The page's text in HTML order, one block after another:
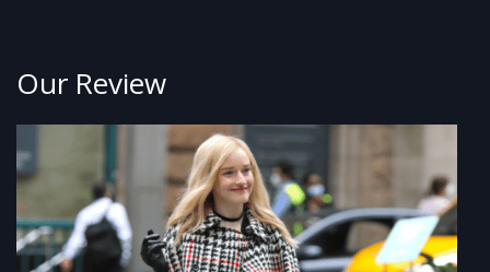
Our Review